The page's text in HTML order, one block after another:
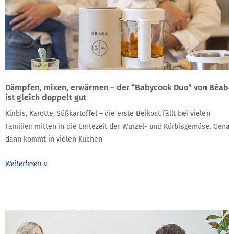
Dämpfen, mixen, erwärmen – der “Babycook Duo” von
ist gleich doppelt gut
Kürbis, Karotte, Süßkartoffel – die erste Beikost fällt bei vielen
Familien mitten in die Erntezeit der Wurzel- und Kürbisgemüse.
dann kommt in vielen Küchen
Weiterlesen »